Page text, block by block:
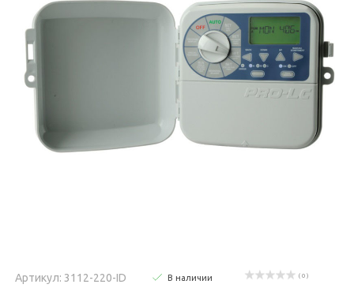
Артикул: 3112-220-ID В наличии ( 0 )